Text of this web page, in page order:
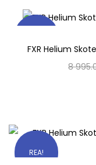
FXR Helium
8
REA!